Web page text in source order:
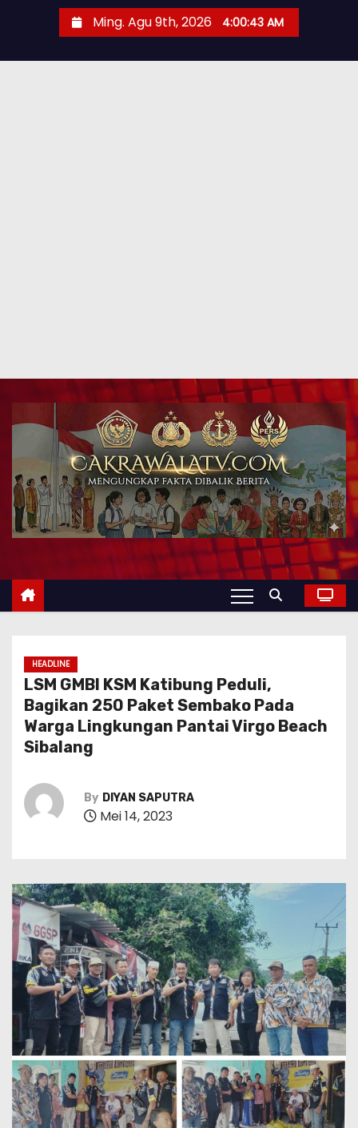
Ming. Agu 9th, 2026 4:00:44 AM
HEADLINE
LSM GMBI KSM Katibung Peduli,
Bagikan 250 Paket Sembako Pada
Warga Lingkungan Pantai Virgo Beach
Sibalang
By DIYAN SAPUTRA
Mei 14, 2023